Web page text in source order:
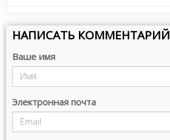
НАПИСАТЬ КОММЕНТАРИЙ
Ваше имя
Электронная почта